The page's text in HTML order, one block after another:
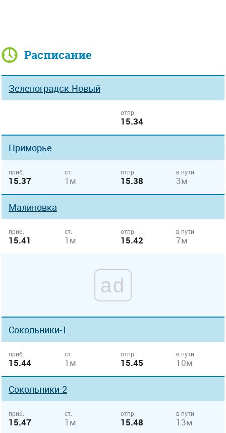
Расписание
Зеленоградск-Новый
отпр.
15.34
Приморье
приб.
15.37
ст.
1м
отпр.
15.38
в пути
3м
Малиновка
приб.
15.41
ст.
1м
отпр.
15.42
в пути
7м
ad
Сокольники-1
приб.
15.44
ст.
1м
отпр.
15.45
в пути
10м
Сокольники-2
приб.
15.47
ст.
1м
отпр.
15.48
в пути
13м